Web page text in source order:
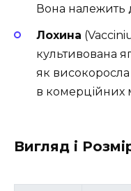
Вона належить
Лохина
культивована
як
в комерційних
Вигляд і